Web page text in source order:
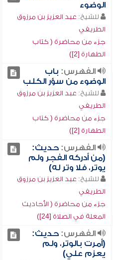
الوضوء
للشيخ: عبد العزيز بن مرزوق
الطريفي
جزء من محاضرة ( كتاب
الطهارة [2])
الفهرس: باب
الوضوء من سؤر الكلب
للشيخ: عبد العزيز بن مرزوق
الطريفي
جزء من محاضرة ( كتاب
الطهارة [2])
الفهرس:حديث:
(من أدركه الفجر ولم
يوتر، فلا وتر له)
للشيخ: عبد العزيز بن مرزوق
الطريفي
جزء من محاضرة ( الأحاديث
المعلة في الصلاة [24])
الفهرس:حديث:
(أمرت بالوتر، ولم
يعزم علي)